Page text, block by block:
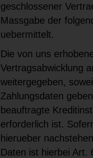
geschlossener
Massgabe der
uebermittelt.
Die von uns
Vertragsabwicklung
weitergegeben,
Zahlungsdaten
beauftragte
erforderlich ist.
hierueber
Daten ist hierbei Art.